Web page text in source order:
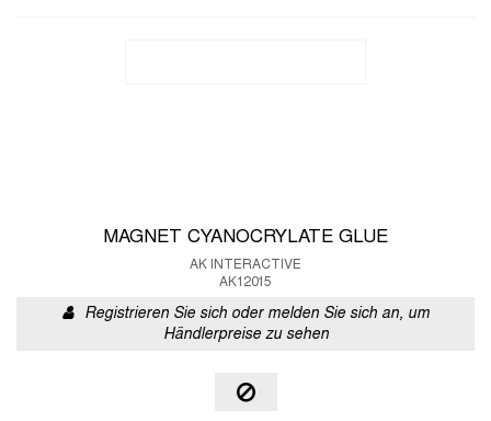
MAGNET CYANOCRYLATE GLUE
AK INTERACTIVE
AK12015
Registrieren Sie sich oder melden Sie sich an, um
Händlerpreise zu sehen